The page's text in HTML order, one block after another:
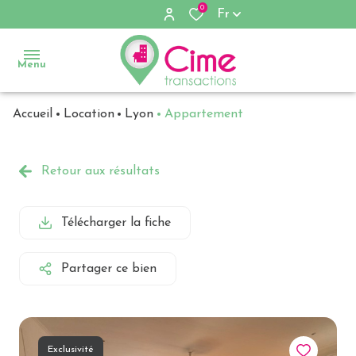
0
Fr
Menu
Ventes
d'entreprise
agence
Accueil Location Lyon Appartement
Retour aux résultats
Télécharger la fiche
Partager ce bien
Exclusivité